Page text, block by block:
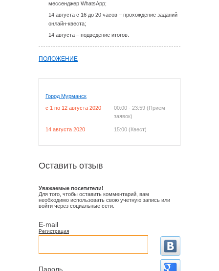
мессенджер WhatsApp;
14 августа c 16 до 20 часов – прохождение заданий
онлайн-квеста;
14 августа – подведение итогов.
ПОЛОЖЕНИЕ
Город Мурманск
c 1 по 12 августа 2020
00:00 - 23:59 (Прием
заявок)
14 августа 2020 15:00 (Квест)
Оставить отзыв
Уважаемые посетители!
Для того, чтобы оставить комментарий, вам
необходимо использовать свою учетную запись или
войти через социальные сети.
E-mail
Регистрация
Пароль